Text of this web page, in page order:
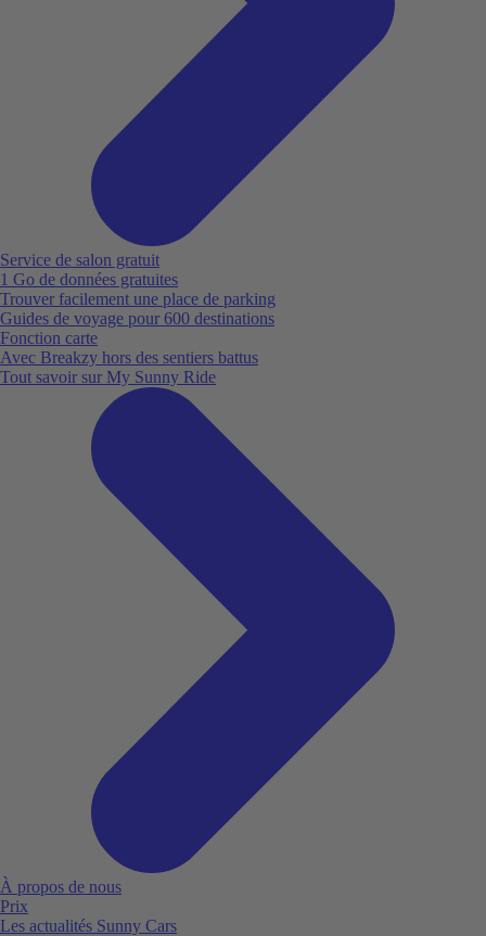
Service de salon gratuit
1 Go de données gratuites
Trouver facilement une place de parking
Guides de voyage pour 600 destinations
Fonction carte
Avec Breakzy hors des sentiers battus
Tout savoir sur My Sunny Ride
À propos de nous
Prix
Les actualités Sunny Cars